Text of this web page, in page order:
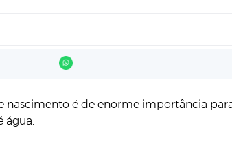
nascimento é de enorme importância
água.